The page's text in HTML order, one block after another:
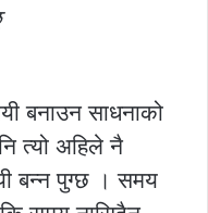
बनाउन साधनाको
त्यो अहिले नै
बन्न पुग्छ । समय